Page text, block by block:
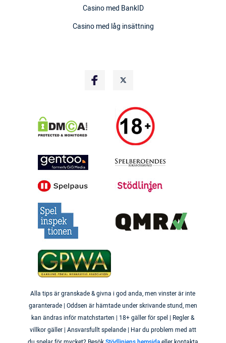
Casino med BankID
Casino med låg insättning
Alla tips är granskade & givna i god anda, men vinster är inte
garanterade | Oddsen är hämtade under skrivande stund, men
kan ändras inför matchstarten | 18+ gäller för spel | Regler &
villkor gäller | Ansvarsfullt spelande | Har du problem med att